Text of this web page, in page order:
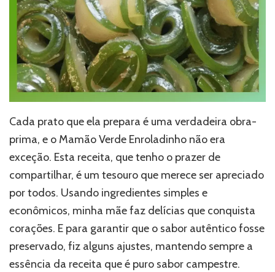
Cada prato que ela prepara é uma verdadeira obra-
prima, e o Mamão Verde Enroladinho não era
exceção. Esta receita, que tenho o prazer de
compartilhar, é um tesouro que merece ser apreciado
por todos. Usando ingredientes simples e
econômicos, minha mãe faz delícias que conquista
corações. E para garantir que o sabor autêntico fosse
preservado, fiz alguns ajustes, mantendo sempre a
essência da receita que é puro sabor campestre.